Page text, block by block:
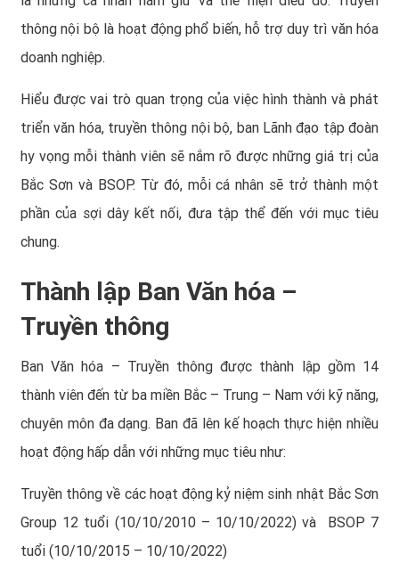
thông nội bộ là hoạt động phổ biến, hỗ trợ duy trì văn hóa
doanh nghiệp.
Hiểu được vai trò quan trọng của việc hình thành và phát
triển văn hóa, truyền thông nội bộ, ban Lãnh đạo tập đoàn
hy vọng mỗi thành viên sẽ nắm rõ được những giá trị của
Bắc Sơn và BSOP. Từ đó, mỗi cá nhân sẽ trở thành một
phần của sợi dây kết nối, đưa tập thể đến với mục tiêu
chung.
Thành lập Ban Văn hóa –
Truyền thông
Ban Văn hóa – Truyền thông được thành lập gồm 14
thành viên đến từ ba miền Bắc – Trung – Nam với kỹ năng,
chuyên môn đa dạng. Ban đã lên kế hoạch thực hiện nhiều
hoạt động hấp dẫn với những mục tiêu như:
Truyền thông về các hoạt động kỷ niệm sinh nhật Bắc Sơn
Group 12 tuổi (10/10/2010 – 10/10/2022) và BSOP 7
tuổi (10/10/2015 – 10/10/2022)